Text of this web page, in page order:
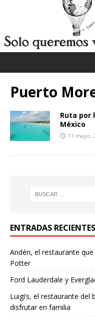
Puerto
Ruta por
México
11 mayo,
ENTRADAS RECIENTES
Andén, el restaurante
Potter
Ford Lauderdale y
Luigi’s, el restaurante
disfrutar en familia